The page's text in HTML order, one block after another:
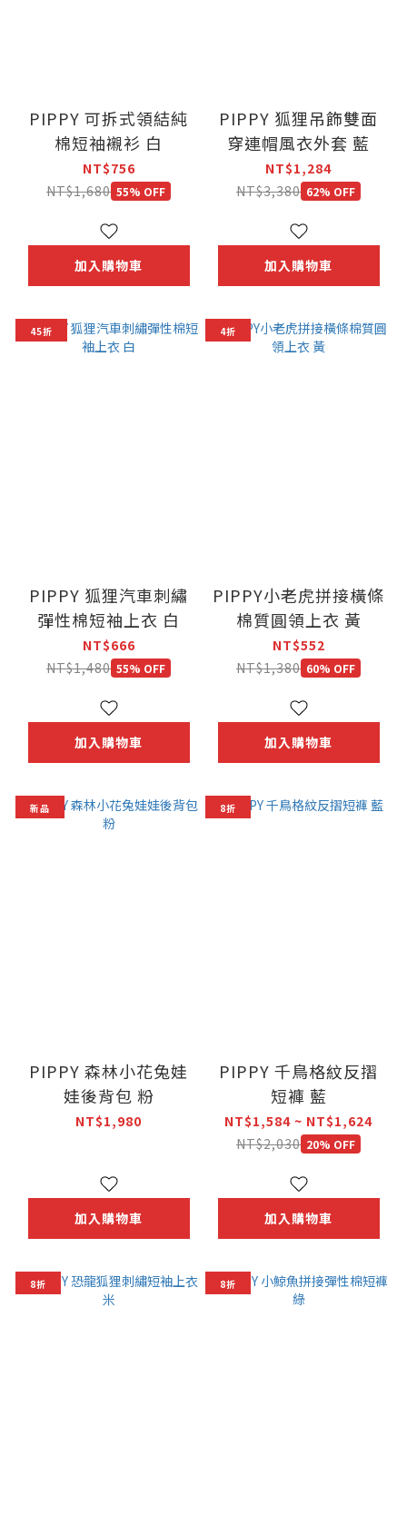
PIPPY 可拆式領結純
棉短袖襯衫 白
NT$756
NT$1,680 55% OFF
加入購物車
PIPPY 狐狸吊飾雙面
穿連帽風衣外套 藍
NT$1,284
NT$3,380 62% OFF
加入購物車
45折
PIPPY 狐狸汽車刺繡
彈性棉短袖上衣 白
NT$666
NT$1,480 55% OFF
加入購物車
4折
PIPPY小老虎拼接橫條
棉質圓領上衣 黃
NT$552
NT$1,380 60% OFF
加入購物車
新品
PIPPY 森林小花兔娃
娃後背包 粉
NT$1,980
加入購物車
8折
PIPPY 千鳥格紋反摺
短褲 藍
NT$1,584 ~ NT$1,624
NT$2,030 20% OFF
加入購物車
8折 8折